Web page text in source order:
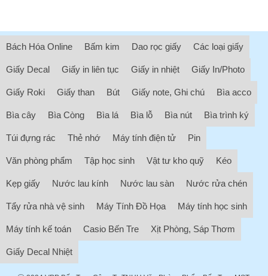
Bách Hóa Online Bấm kim Dao rọc giấy Các loại giấy
Giấy Decal Giấy in liên tục Giấy in nhiệt Giấy In/Photo
Giấy Roki Giấy than Bút Giấy note, Ghi chú Bìa acco
Bìa cây Bìa Còng Bìa lá Bìa lỗ Bìa nút Bìa trình ký
Túi đựng rác Thẻ nhớ Máy tính điện tử Pin
Văn phòng phẩm Tập học sinh Vật tư kho quỹ Kéo
Kẹp giấy Nước lau kính Nước lau sàn Nước rửa chén
Tẩy rửa nhà vệ sinh Máy Tính Đồ Họa Máy tính học sinh
Máy tính kế toán Casio Bến Tre Xịt Phòng, Sáp Thơm
Giấy Decal Nhiệt